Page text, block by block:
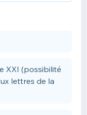
XXI (possibilité
lettres de la